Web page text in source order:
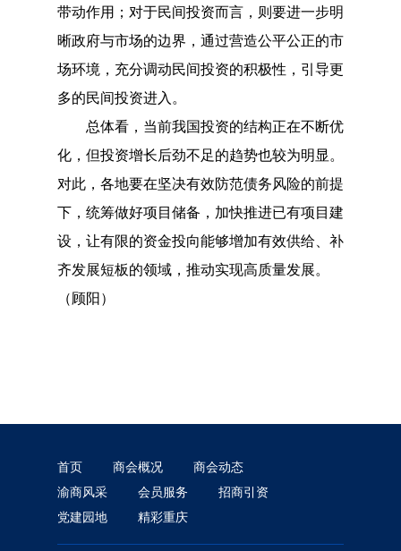
带动作用；对于民间投资而言，则要进一步明
晰政府与市场的边界，通过营造公平公正的市
场环境，充分调动民间投资的积极性，引导更
多的民间投资进入。
总体看，当前我国投资的结构正在不断优
化，但投资增长后劲不足的趋势也较为明显。
对此，各地要在坚决有效防范债务风险的前提
下，统筹做好项目储备，加快推进已有项目建
设，让有限的资金投向能够增加有效供给、补
齐发展短板的领域，推动实现高质量发展。
（顾阳）
首页 商会概况
商会动态
渝商风采
会员服务
招商引资
党建园地
精彩重庆